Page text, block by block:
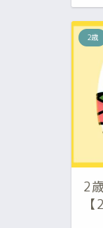
2歳
2